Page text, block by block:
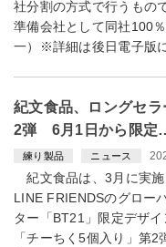
社分割の方式で行うもの
準備会社として同社100
一）※詳細は後日電子版
紀文食品、ロングセ
2弾 6月1日から限定
練り製品 ニュース
紀文食品は、3月に実施
LINE FRIENDSのグロー
ター「BT21」限定デザ
「チーちく5個入り」第